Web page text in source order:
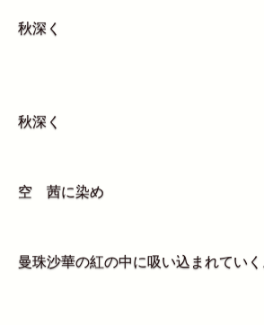
秋深く
秋深く
空 茜に染め
曼珠沙華の紅の中に吸い込まれていく